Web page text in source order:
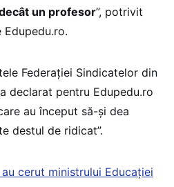
un profesor”, potrivit
Federației Sindicatelor din
declarat pentru Edupedu.ro
au început să-și dea
destul de ridicat”.
cerut ministrului Educației